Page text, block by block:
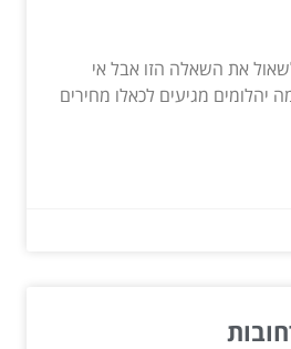
את השאלה הזו אבל אי
מגיעים לכאלו מחירים